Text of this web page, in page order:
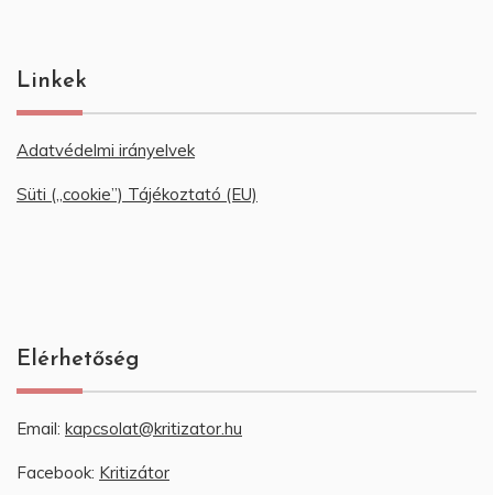
Linkek
Adatvédelmi irányelvek
Süti („cookie”) Tájékoztató (EU)
Elérhetőség
Email: kapcsolat@kritizator.hu
Facebook: Kritizátor